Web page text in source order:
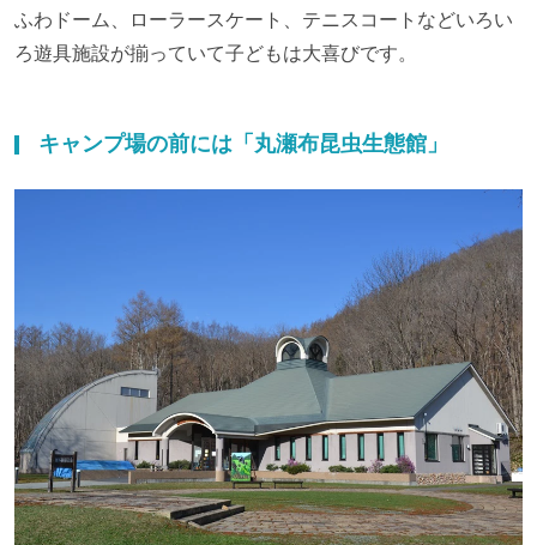
ふわドーム、ローラースケート、テニスコートなどいろい
ろ遊具施設が揃っていて子どもは大喜びです。
キャンプ場の前には「丸瀬布昆虫生態館」